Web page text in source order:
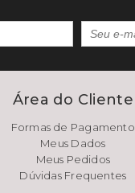
Área do Cliente
Formas de Pagamento
Meus Dados
Meus Pedidos
Dúvidas Frequentes